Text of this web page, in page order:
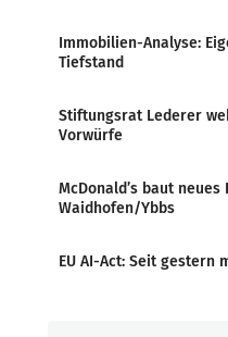
Immobilien-Analyse:
Tiefstand
Stiftungsrat Lederer
Vorwürfe
McDonald’s baut
Waidhofen/Ybbs
EU AI-Act: Seit gestern